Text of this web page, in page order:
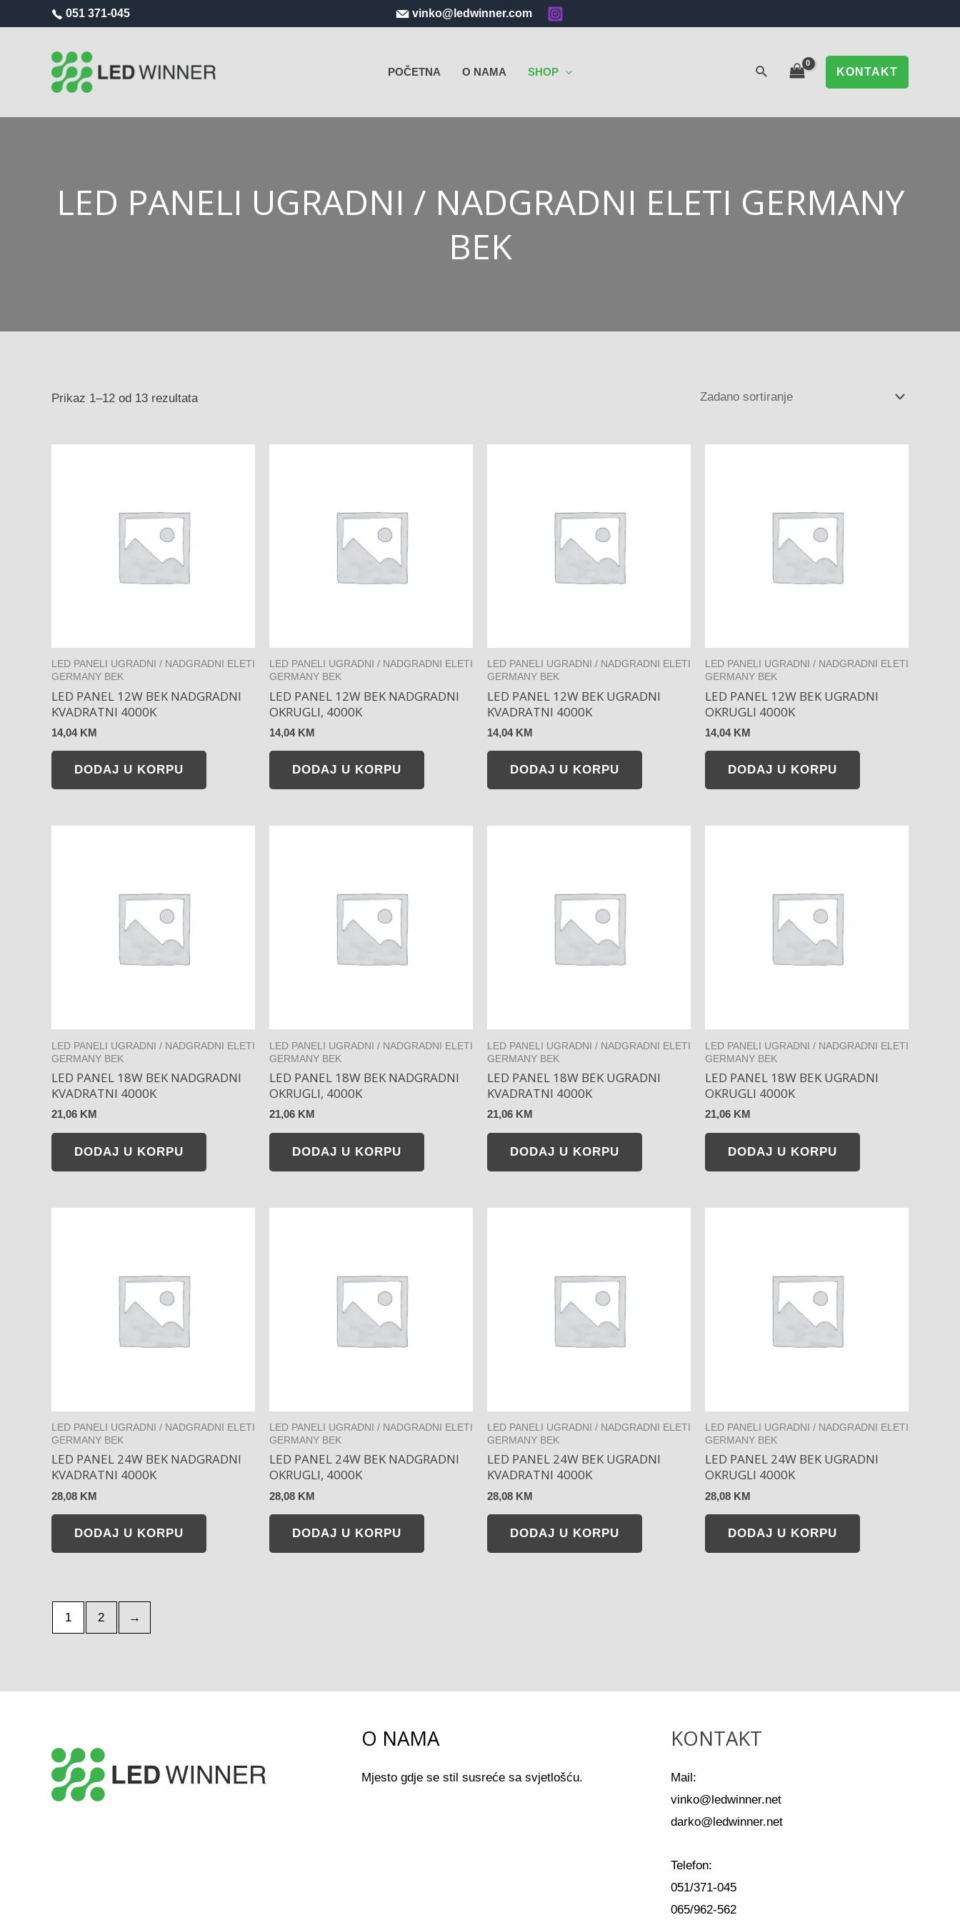
051 371-045 vinko@ledwinner.com
POČETNA O NAMA SHOP KONTAKT
LED PANELI UGRADNI / NADGRADNI ELETI GERMANY
BEK
Prikaz 1–12 od 13 rezultata
LED PANELI UGRADNI / NADGRADNI ELETI
GERMANY BEK
LED PANEL 12W BEK NADGRADNI
KVADRATNI 4000K
14,04 KM
DODAJ U KORPU
LED PANELI UGRADNI / NADGRADNI ELETI
GERMANY BEK
LED PANEL 12W BEK NADGRADNI
OKRUGLI, 4000K
14,04 KM
DODAJ U KORPU
LED PANELI UGRADNI / NADGRADNI ELETI
GERMANY BEK
LED PANEL 12W BEK UGRADNI
KVADRATNI 4000K
14,04 KM
DODAJ U KORPU
LED PANELI UGRADNI / NADGRADNI ELETI
GERMANY BEK
LED PANEL 12W BEK UGRADNI
OKRUGLI 4000K
14,04 KM
DODAJ U KORPU
LED PANELI UGRADNI / NADGRADNI ELETI
GERMANY BEK
LED PANEL 18W BEK NADGRADNI
KVADRATNI 4000K
21,06 KM
DODAJ U KORPU
LED PANELI UGRADNI / NADGRADNI ELETI
GERMANY BEK
LED PANEL 18W BEK NADGRADNI
OKRUGLI, 4000K
21,06 KM
DODAJ U KORPU
LED PANELI UGRADNI / NADGRADNI ELETI
GERMANY BEK
LED PANEL 18W BEK UGRADNI
KVADRATNI 4000K
21,06 KM
DODAJ U KORPU
LED PANELI UGRADNI / NADGRADNI ELETI
GERMANY BEK
LED PANEL 18W BEK UGRADNI
OKRUGLI 4000K
21,06 KM
DODAJ U KORPU
LED PANELI UGRADNI / NADGRADNI ELETI
GERMANY BEK
LED PANEL 24W BEK NADGRADNI
KVADRATNI 4000K
28,08 KM
DODAJ U KORPU
LED PANELI UGRADNI / NADGRADNI ELETI
GERMANY BEK
LED PANEL 24W BEK NADGRADNI
OKRUGLI, 4000K
28,08 KM
DODAJ U KORPU
LED PANELI UGRADNI / NADGRADNI ELETI
GERMANY BEK
LED PANEL 24W BEK UGRADNI
KVADRATNI 4000K
28,08 KM
DODAJ U KORPU
LED PANELI UGRADNI / NADGRADNI ELETI
GERMANY BEK
LED PANEL 24W BEK UGRADNI
OKRUGLI 4000K
28,08 KM
DODAJ U KORPU
1 2 →
O NAMA
Mjesto gdje se stil susreće sa svjetlošću.
KONTAKT
Mail:
vinko@ledwinner.net
darko@ledwinner.net
Telefon:
051/371-045
065/962-562